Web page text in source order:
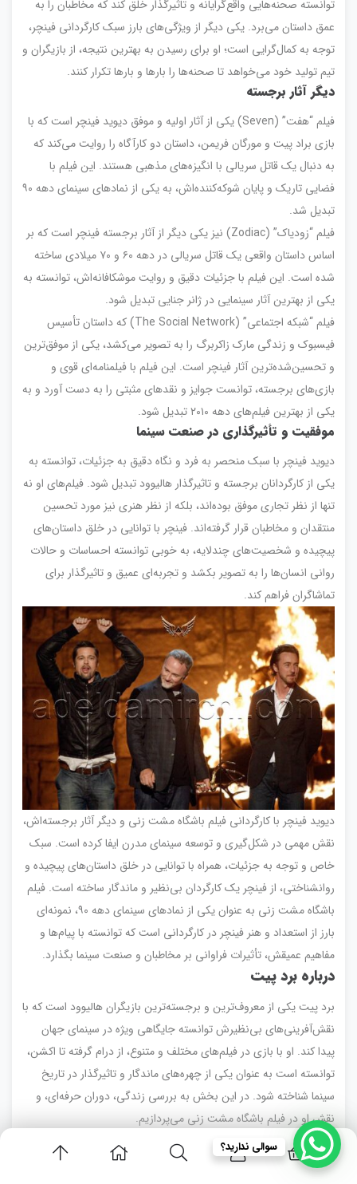
توانسته صحنه‌هایی واقع‌گرایانه و تاثیرگذار خلق کند که مخاطبان را به
عمق داستان می‌برد. یکی دیگر از ویژگی‌های بارز سبک کارگردانی فینچر،
توجه به کمال‌گرایی است؛ او برای رسیدن به بهترین نتیجه، از بازیگران و
تیم تولید خود می‌خواهد تا صحنه‌ها را بارها و بارها تکرار کنند.
دیگر آثار برجسته
فیلم “هفت” (Seven) یکی از آثار اولیه و موفق دیوید فینچر است که با
بازی براد پیت و مورگان فریمن، داستان دو کارآگاه را روایت می‌کند که
به دنبال یک قاتل سریالی با انگیزه‌های مذهبی هستند. این فیلم با
فضایی تاریک و پایان شوکه‌کننده‌اش، به یکی از نمادهای سینمای دهه ۹۰
تبدیل شد.
فیلم “زودیاک” (Zodiac) نیز یکی دیگر از آثار برجسته فینچر است که بر
اساس داستان واقعی یک قاتل سریالی در دهه ۶۰ و ۷۰ میلادی ساخته
شده است. این فیلم با جزئیات دقیق و روایت موشکافانه‌اش، توانسته به
یکی از بهترین آثار سینمایی در ژانر جنایی تبدیل شود.
فیلم “شبکه اجتماعی” (The Social Network) که داستان تأسیس
فیسبوک و زندگی مارک زاکربرگ را به تصویر می‌کشد، یکی از موفق‌ترین
و تحسین‌شده‌ترین آثار فینچر است. این فیلم با فیلمنامه‌ای قوی و
بازی‌های برجسته، توانست جوایز و نقدهای مثبتی را به دست آورد و به
یکی از بهترین فیلم‌های دهه ۲۰۱۰ تبدیل شود.
موفقیت و تأثیرگذاری در صنعت سینما
دیوید فینچر با سبک منحصر به فرد و نگاه دقیق به جزئیات، توانسته به
یکی از کارگردانان برجسته و تاثیرگذار هالیوود تبدیل شود. فیلم‌های او نه
تنها از نظر تجاری موفق بوده‌اند، بلکه از نظر هنری نیز مورد تحسین
منتقدان و مخاطبان قرار گرفته‌اند. فینچر با توانایی در خلق داستان‌های
پیچیده و شخصیت‌های چندلایه، به خوبی توانسته احساسات و حالات
روانی انسان‌ها را به تصویر بکشد و تجربه‌ای عمیق و تاثیرگذار برای
تماشاگران فراهم کند.
دیوید فینچر با کارگردانی فیلم باشگاه مشت زنی و دیگر آثار برجسته‌اش،
نقش مهمی در شکل‌گیری و توسعه سینمای مدرن ایفا کرده است. سبک
خاص و توجه به جزئیات، همراه با توانایی در خلق داستان‌های پیچیده و
روانشناختی، از فینچر یک کارگردان بی‌نظیر و ماندگار ساخته است. فیلم
باشگاه مشت زنی به عنوان یکی از نمادهای سینمای دهه ۹۰، نمونه‌ای
بارز از استعداد و هنر فینچر در کارگردانی است که توانسته با پیام‌ها و
مفاهیم عمیقش، تأثیرات فراوانی بر مخاطبان و صنعت سینما بگذارد.
درباره برد پیت
برد پیت یکی از معروف‌ترین و برجسته‌ترین بازیگران هالیوود است که با
نقش‌آفرینی‌های بی‌نظیرش توانسته جایگاهی ویژه در سینمای جهان
پیدا کند. او با بازی در فیلم‌های مختلف و متنوع، از درام گرفته تا اکشن،
توانسته است به عنوان یکی از چهره‌های ماندگار و تاثیرگذار در تاریخ
سینما شناخته شود. در این بخش به بررسی زندگی، دوران حرفه‌ای، و
نقش او در فیلم باشگاه مشت زنی می‌پردازیم.
زندگی‌نامه کوتاهسوالی ندارید؟